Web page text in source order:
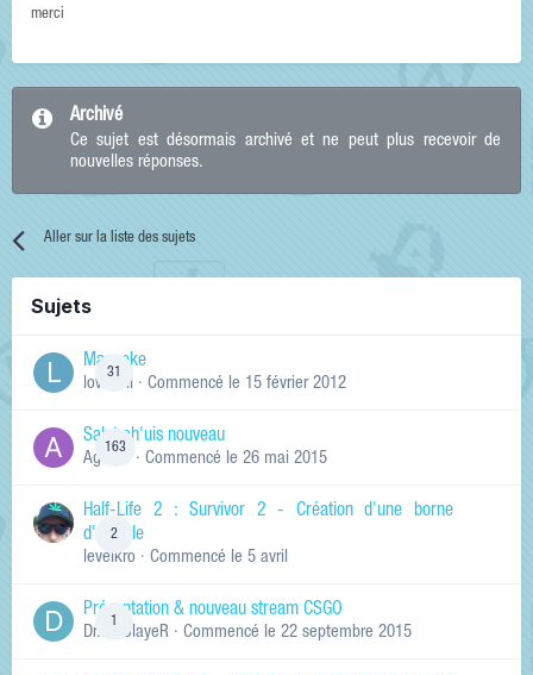
merci
Archivé
Ce sujet est désormais archivé et ne peut plus recevoir de
nouvelles réponses.
Aller sur la liste des sujets
Sujets
31
Manneke
lowskill · Commencé le 15 février 2012
163
Salut ch'uis nouveau
Ag0Nie · Commencé le 26 mai 2015
2
Half-Life 2 : Survivor 2 - Création d'une borne
d'arcade
levelkro · Commencé le 5 avril
Présentation & nouveau stream CSGO
Dr.KinSlayeR · Commencé le 22 septembre 2015